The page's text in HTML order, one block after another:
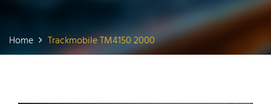
Home Trackmobile TM4150 2000